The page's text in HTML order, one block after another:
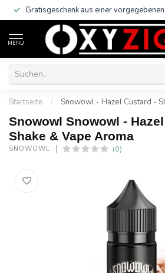
Gratisgeschenk aus einer
MENU
Startseite / Snowowl - Hazel Custard -
Snowowl Snowowl -
Shake & Vape Aroma
SNOWOWL (0)